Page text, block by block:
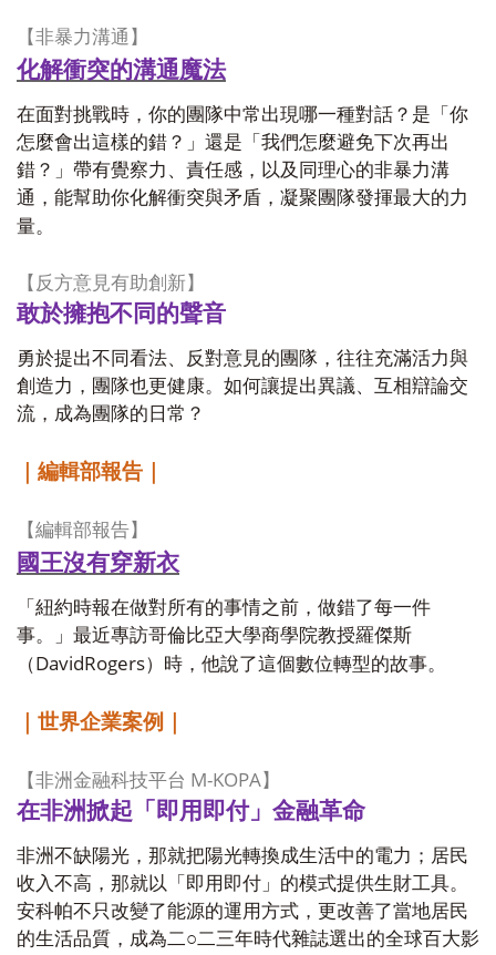
【非暴力溝通】
化解衝突的溝通魔法
在面對挑戰時，你的團隊中常出現哪一種對話？是「你
怎麼會出這樣的錯？」還是「我們怎麼避免下次再出
錯？」帶有覺察力、責任感，以及同理心的非暴力溝
通，能幫助你化解衝突與矛盾，凝聚團隊發揮最大的力
量。
【反方意見有助創新】
敢於擁抱不同的聲音
勇於提出不同看法、反對意見的團隊，往往充滿活力與
創造力，團隊也更健康。如何讓提出異議、互相辯論交
流，成為團隊的日常？
｜編輯部報告｜
【編輯部報告】
國王沒有穿新衣
「紐約時報在做對所有的事情之前，做錯了每一件
事。」最近專訪哥倫比亞大學商學院教授羅傑斯
（DavidRogers）時，他說了這個數位轉型的故事。
｜世界企業案例｜
【非洲金融科技平台 M-KOPA】
在非洲掀起「即用即付」金融革命
非洲不缺陽光，那就把陽光轉換成生活中的電力；居民
收入不高，那就以「即用即付」的模式提供生財工具。
安科帕不只改變了能源的運用方式，更改善了當地居民
的生活品質，成為二○二三年時代雜誌選出的全球百大影